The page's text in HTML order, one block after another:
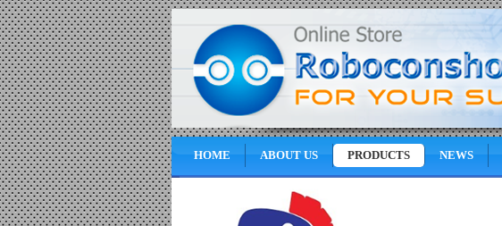
HOME ABOUT US PRODUCTS NEWS